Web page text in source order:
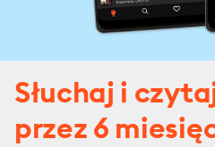
Słuchaj i
przez 6